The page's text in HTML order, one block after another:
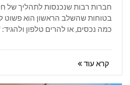
חברות רבות שנכנסות לתהליך של
בטוחות שהשלב הראשון הוא פשוט
כמה נכסים, או להרים טלפון
קרא עוד